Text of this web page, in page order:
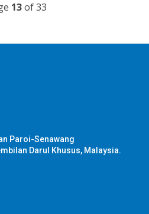
13of 33
Paroi-Senawang
Darul Khusus, Malaysia.